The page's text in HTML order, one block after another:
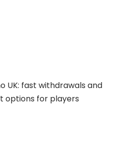
UK: fast withdrawals and
options for players